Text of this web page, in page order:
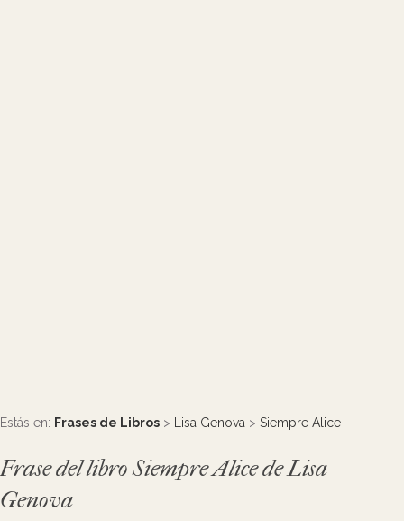
Estás en: Frases de Libros > Lisa Genova > Siempre Alice
Frase del libro Siempre Alice de Lisa
Genova